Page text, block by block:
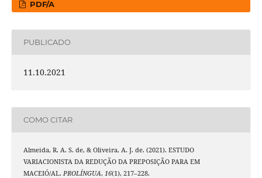
PDF/A
PUBLICADO
11.10.2021
COMO CITAR
Almeida, R. A. S. de, & Oliveira, A. J. de. (2021). ESTUDO
VARIACIONISTA DA REDUÇÃO DA PREPOSIÇÃO PARA EM
MACEIÓ/AL. PROLÍNGUA, 16(1), 217–228.